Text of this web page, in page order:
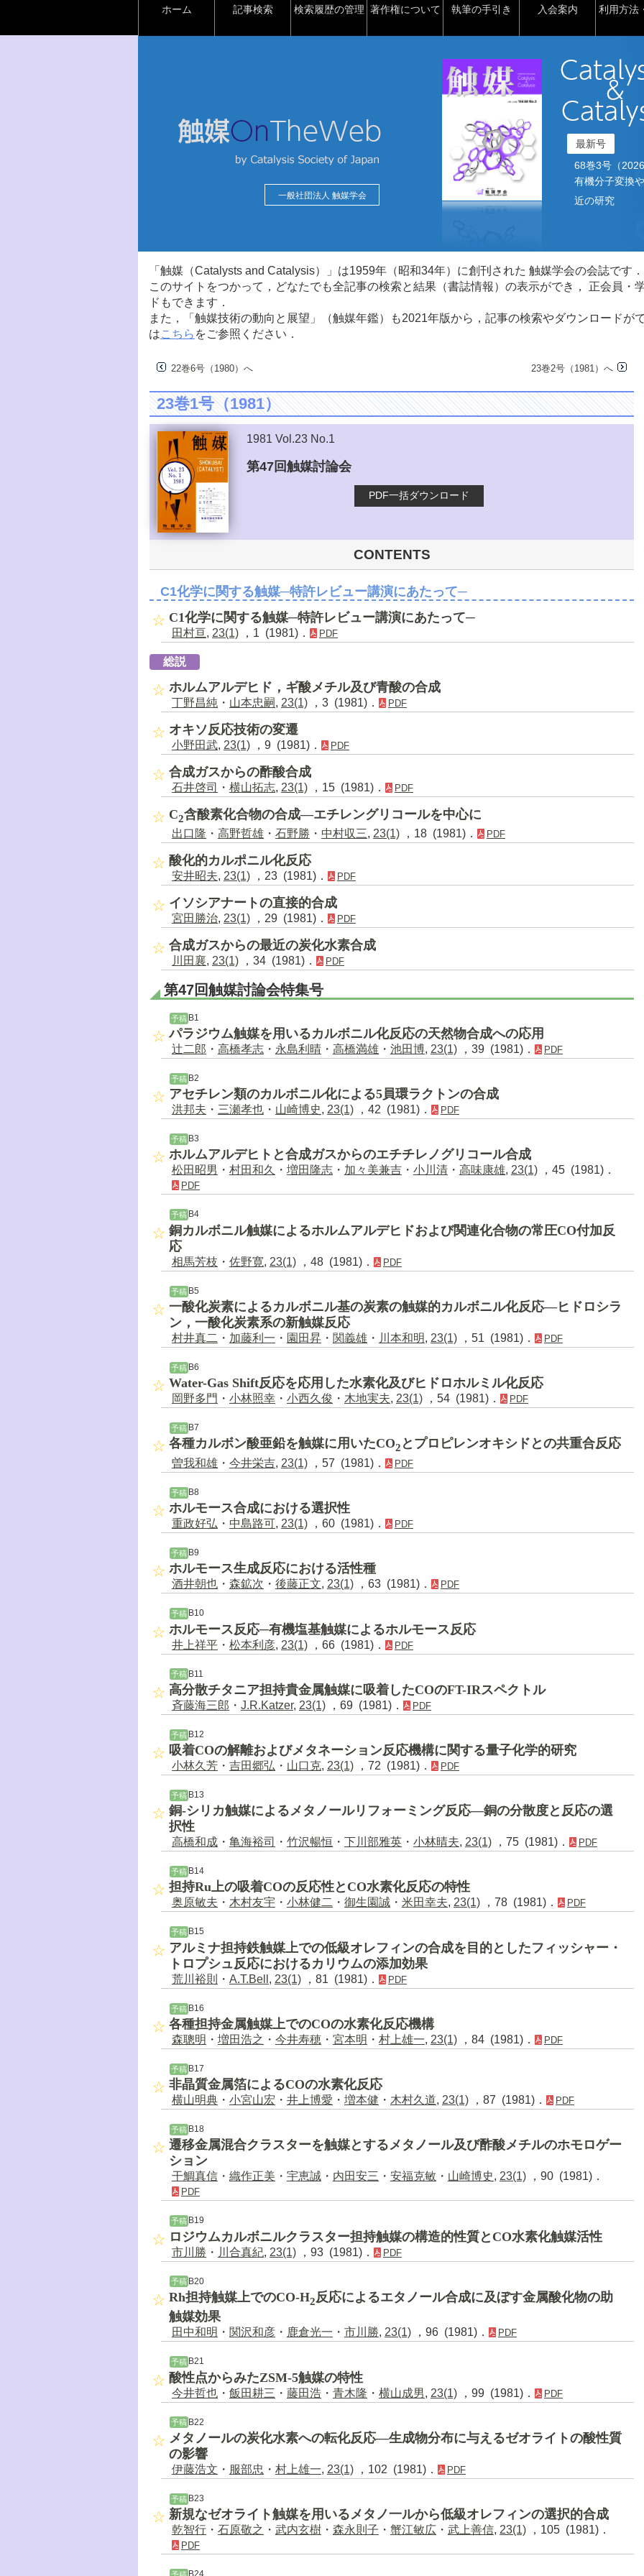
ホーム 記事検索 検索履歴の管理 著作権について 執筆の手引き 入会案内 利用方法
一般社団法人 触媒学会
最新号
68巻3号（
有機分子変換
近の研究
「触媒（Catalysts and Catalysis）」は1959年（昭和34年）に創刊された 触媒学会の会誌です．
このサイトをつかって，どなたでも全記事の検索と結果（書誌情報）の表示ができ， 正会員・
ドもできます．
また，「触媒技術の動向と展望」（触媒年鑑）も2021年版から，記事の検索やダウンロードが
はこちら をご参照ください．
22巻6号（1980）へ 23巻2号（1981）へ
23巻1号（1981）
1981 Vol.23 No.1
第47回触媒討論会
PDF一括ダウンロード
CONTENTS
C1化学に関する触媒─特許レビュー講演にあたって─
C1化学に関する触媒─特許レビュー講演にあたって─
田村亘, 23(1) ，1 (1981)． PDF
総説
ホルムアルデヒド，ギ酸メチル及び青酸の合成
丁野昌純 ・ 山本忠嗣, 23(1) ，3 (1981)． PDF
オキソ反応技術の変遷
小野田武, 23(1) ，9 (1981)． PDF
合成ガスからの酢酸合成
石井啓司 ・ 横山拓志, 23(1) ，15 (1981)． PDF
C2含酸素化合物の合成―エチレングリコールを中心に
出口隆 ・ 高野哲雄 ・ 石野勝 ・ 中村収三, 23(1) ，18 (1981)． PDF
酸化的カルポニル化反応
安井昭夫, 23(1) ，23 (1981)． PDF
イソシアナートの直接的合成
宮田勝治, 23(1) ，29 (1981)． PDF
合成ガスからの最近の炭化水素合成
川田襄, 23(1) ，34 (1981)． PDF
第47回触媒討論会特集号
予稿B1
パラジウム触媒を用いるカルボニル化反応の天然物合成への応用
辻二郎 ・ 高橋孝志 ・ 永島利晴 ・ 高橋満雄 ・ 池田博, 23(1) ，39 (1981)． PDF
予稿 B2
アセチレン類のカルボニル化による5員環ラクトンの合成
洪邦夫 ・ 三瀬孝也 ・ 山崎博史, 23(1) ，42 (1981)． PDF
予稿 B3
ホルムアルデヒトと合成ガスからのエチチレノグリコール合成
松田昭男 ・ 村田和久 ・ 増田隆志 ・ 加々美兼吉 ・ 小川清 ・ 高味康雄, 23(1) ，45 (1981)．
PDF
予稿 B4
銅カルボニル触媒によるホルムアルデヒドおよび関連化合物の常圧CO付加反
応
相馬芳枝 ・ 佐野寛, 23(1) ，48 (1981)． PDF
予稿B5
一酸化炭素によるカルボニル基の炭素の触媒的カルボニル化反応―ヒドロシラ
ン，一酸化炭素系の新触媒反応
村井真二 ・ 加藤利一 ・ 園田昇 ・ 関義雄 ・ 川本和明, 23(1) ，51 (1981)． PDF
予稿 B6
Water-Gas Shift反応を応用した水素化及びヒドロホルミル化反応
岡野多門 ・ 小林照幸 ・ 小西久俊 ・ 木地実夫, 23(1) ，54 (1981)． PDF
予稿 B7
各種カルボン酸亜鉛を触媒に用いたCO2 とプロピレンオキシドとの共重合反応
曽我和雄 ・ 今井栄吉, 23(1) ，57 (1981)． PDF
予稿 B8
ホルモース合成における選択性
重政好弘 ・ 中島路可, 23(1) ，60 (1981)． PDF
予稿 B9
ホルモース生成反応における活性種
酒井朝也 ・ 森鉱次 ・ 後藤正文, 23(1) ，63 (1981)． PDF
予稿 B10
ホルモース反応─有機塩基触媒によるホルモース反応
井上祥平 ・ 松本利彦, 23(1) ，66 (1981)． PDF
予稿 B11
高分散チタニア担持貴金属触媒に吸着したCOのFT-IRスペクトル
斉藤海三郎 ・ J.R.Katzer, 23(1) ，69 (1981)． PDF
予稿B12
吸着COの解離およびメタネーション反応機構に関する量子化学的研究
小林久芳 ・ 吉田郷弘 ・ 山口克, 23(1) ，72 (1981)． PDF
予稿 B13
銅-シリカ触媒によるメタノールリフォーミング反応―銅の分散度と反応の選
択性
高橋和成 ・ 亀海裕司 ・ 竹沢暢恒 ・ 下川部雅英 ・ 小林晴夫, 23(1) ，75 (1981)． PDF
予稿 B14
担持Ru上の吸着COの反応性とCO水素化反応の特性
奥原敏夫 ・ 木村友宇 ・ 小林健二 ・ 御生園誠 ・ 米田幸夫, 23(1) ，78 (1981)． PDF
予稿 B15
アルミナ担持鉄触媒上での低級オレフィンの合成を目的としたフィッシャー・
トロプシュ反応におけるカリウムの添加効果
荒川裕則 ・ A.T.Bell , 23(1) ，81 (1981)． PDF
予稿B16
各種担持金属触媒上でのCOの水素化反応機構
森聰明 ・ 増田浩之 ・ 今井寿穂 ・ 宮本明 ・ 村上雄一, 23(1) ，84 (1981)． PDF
予稿 B17
非晶質金属箔によるCOの水素化反応
横山明典 ・ 小宮山宏 ・ 井上博愛 ・ 増本健 ・ 木村久道, 23(1) ，87 (1981)． PDF
予稿 B18
遷移金属混合クラスターを触媒とするメタノール及び酢酸メチルのホモロゲー
ション
干鯛真信 ・ 織作正美 ・ 宇恵誠 ・ 内田安三 ・ 安福克敏 ・ 山崎博史, 23(1) ，90 (1981)．
PDF
予稿 B19
ロジウムカルボニルクラスター担持触媒の構造的性質とCO水素化触媒活性
市川勝 ・ 川合真紀, 23(1) ，93 (1981)． PDF
予稿 B20
Rh担持触媒上でのCO-H2反応によるエタノール合成に及ぼす金属酸化物の助
触媒効果
田中和明 ・ 関沢和彦 ・ 鹿倉光一 ・ 市川勝, 23(1) ，96 (1981)． PDF
予稿 B21
酸性点からみたZSM-5触媒の特性
今井哲也 ・ 飯田耕三 ・ 藤田浩 ・ 青木隆 ・ 横山成男, 23(1) ，99 (1981)． PDF
予稿 B22
メタノールの炭化水素への転化反応―生成物分布に与えるゼオライトの酸性質
の影響
伊藤浩文 ・ 服部忠 ・ 村上雄一, 23(1) ，102 (1981)． PDF
予稿B23
新規なゼオライト触媒を用いるメタノ一ルから低級オレフィンの選択的合成
乾智行 ・ 石原敬之 ・ 武内玄樹 ・ 森永則子 ・ 蟹江敏広 ・ 武上善信, 23(1) ，105 (1981)．
PDF
B24